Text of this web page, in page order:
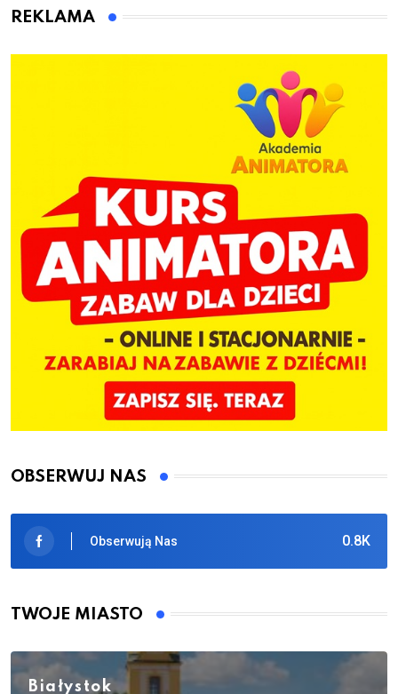
przed jesienią
REKLAMA
OBSERWUJ NAS
0.8K
Obserwują Nas
TWOJE MIASTO
Białystok